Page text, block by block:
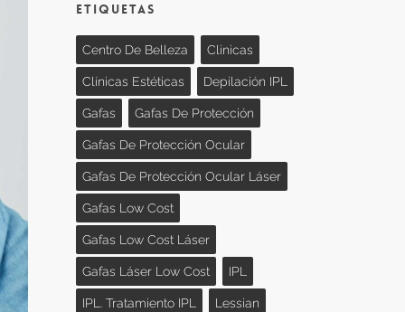
Etiquetas
Centro De Belleza Clinicas
Clínicas Estéticas Depilación IPL
Gafas Gafas De Protección
Gafas De Protección Ocular
Gafas De Protección Ocular Láser
Gafas Low Cost
Gafas Low Cost Láser
Gafas Láser Low Cost IPL
IPL. Tratamiento IPL Lessian